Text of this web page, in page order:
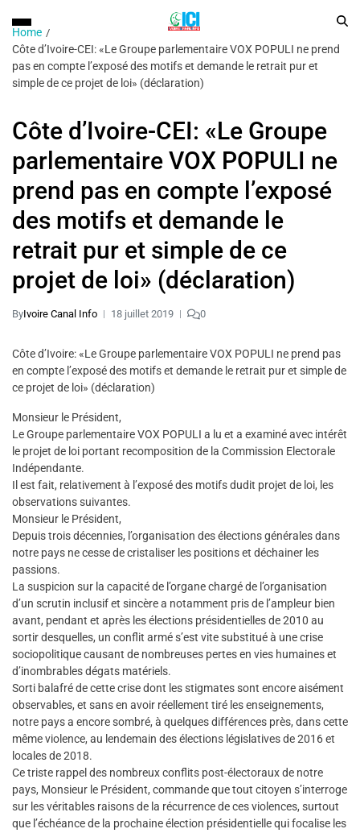
Home
Côte d’Ivoire-CEI: «Le Groupe parlementaire VOX POPULI ne prend
pas en compte l’exposé des motifs et demande le retrait pur et
simple de ce projet de loi» (déclaration)
Côte d’Ivoire-CEI: «Le Groupe
parlementaire VOX POPULI ne
prend pas en compte l’exposé
des motifs et demande le
retrait pur et simple de ce
projet de loi» (déclaration)
ByIvoire Canal Info 18 juillet 2019 0
Côte d’Ivoire: «Le Groupe parlementaire VOX POPULI ne prend pas
en compte l’exposé des motifs et demande le retrait pur et simple de
ce projet de loi» (déclaration)
Monsieur le Président,
Le Groupe parlementaire VOX POPULI a lu et a examiné avec intérêt
le projet de loi portant recomposition de la Commission Electorale
Indépendante.
Il est fait, relativement à l’exposé des motifs dudit projet de loi, les
observations suivantes.
Monsieur le Président,
Depuis trois décennies, l’organisation des élections générales dans
notre pays ne cesse de cristaliser les positions et déchainer les
passions.
La suspicion sur la capacité de l’organe chargé de l’organisation
d’un scrutin inclusif et sincère a notamment pris de l’ampleur bien
avant, pendant et après les élections présidentielles de 2010 au
sortir desquelles, un conflit armé s’est vite substitué à une crise
sociopolitique causant de nombreuses pertes en vies humaines et
d’inombrables dégats matériels.
Sorti balafré de cette crise dont les stigmates sont encore aisément
observables, et sans en avoir réellement tiré les enseignements,
notre pays a encore sombré, à quelques différences près, dans cette
même violence, au lendemain des élections législatives de 2016 et
locales de 2018.
Ce triste rappel des nombreux conflits post-électoraux de notre
pays, Monsieur le Président, commande que tout citoyen s’interroge
sur les véritables raisons de la récurrence de ces violences, surtout
que l’échéance de la prochaine élection présidentielle qui focalise les